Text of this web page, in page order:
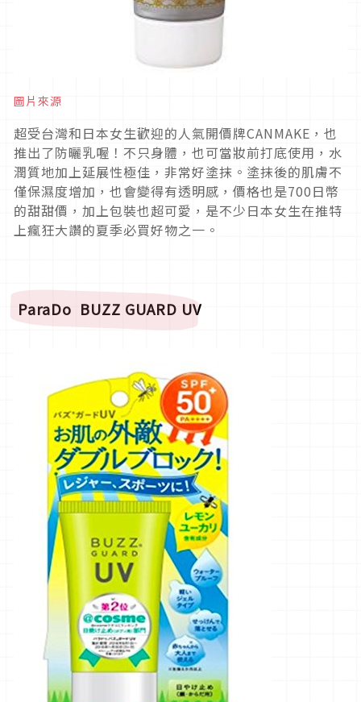
圖片來源
超受台灣和日本女生歡迎的人氣開價牌CANMAKE，也
推出了防曬乳喔！不只身體，也可當妝前打底使用，水
潤質地加上延展性極佳，非常好塗抹。塗抹後的肌膚不
僅保濕度增加，也會變得有透明感，價格也是700日幣
的甜甜價，加上包裝也超可愛，是不少日本女生在推特
上瘋狂大讚的夏季必買好物之一。
ParaDo BUZZ GUARD UV